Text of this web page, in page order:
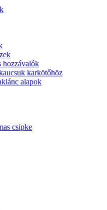
hozzávalók
karkötőhöz
alapok
csipke